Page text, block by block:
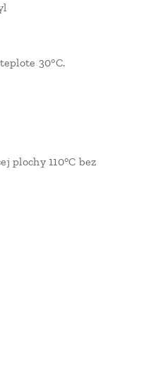
30°C.
plochy 110°C bez